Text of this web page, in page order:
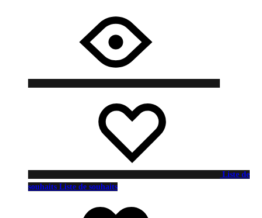
Liste de
souhaits Liste de souhaits